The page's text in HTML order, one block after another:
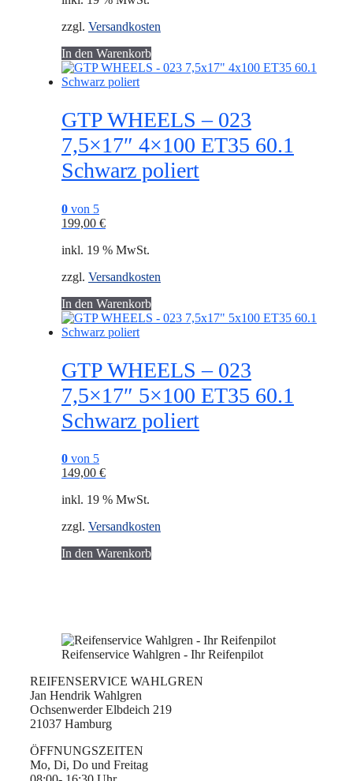
zzgl. Versandkosten
In den Warenkorb
GTP WHEELS – 023
7,5×17″ 4×100 ET35 60.1
Schwarz poliert
0 von 5
199,00 €
inkl. 19 % MwSt.
zzgl. Versandkosten
In den Warenkorb
GTP WHEELS – 023
7,5×17″ 5×100 ET35 60.1
Schwarz poliert
0 von 5
149,00 €
inkl. 19 % MwSt.
zzgl. Versandkosten
In den Warenkorb
Reifenservice Wahlgren - Ihr Reifenpilot
REIFENSERVICE WAHLGREN
Jan Hendrik Wahlgren
Ochsenwerder Elbdeich 219
21037 Hamburg
ÖFFNUNGSZEITEN
Mo, Di, Do und Freitag